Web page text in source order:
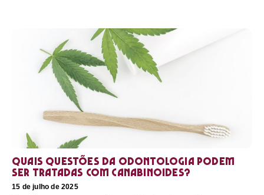
Quais questões da odontologia podem
ser tratadas com canabinoides?
15 de julho de 2025